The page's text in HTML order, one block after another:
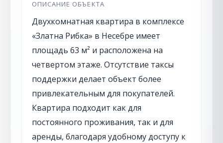
ОПИСАНИЕ ОБЪЕКТА
Двухкомнатная квартира в комплексе
«Златна Рибка» в Несебре имеет
площадь 63 м² и расположена на
четвертом этаже. Отсутствие таксы
поддержки делает объект более
привлекательным для покупателей.
Квартира подходит как для
постоянного проживания, так и для
аренды, благодаря удобному доступу к